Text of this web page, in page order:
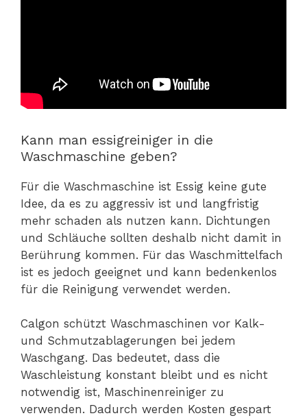
Kann man essigreiniger in die
Waschmaschine geben?
Für die Waschmaschine ist Essig keine gute
Idee, da es zu aggressiv ist und langfristig
mehr schaden als nutzen kann. Dichtungen
und Schläuche sollten deshalb nicht damit in
Berührung kommen. Für das Waschmittelfach
ist es jedoch geeignet und kann bedenkenlos
für die Reinigung verwendet werden.
Calgon schützt Waschmaschinen vor Kalk-
und Schmutzablagerungen bei jedem
Waschgang. Das bedeutet, dass die
Waschleistung konstant bleibt und es nicht
notwendig ist, Maschinenreiniger zu
verwenden. Dadurch werden Kosten gespart